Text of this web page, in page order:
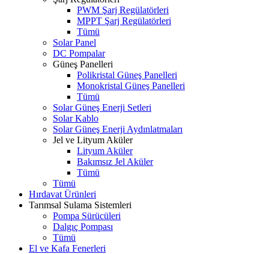
PWM Şarj Regülatörleri
MPPT Şarj Regülatörleri
Tümü
Solar Panel
DC Pompalar
Güneş Panelleri
Polikristal Güneş Panelleri
Monokristal Güneş Panelleri
Tümü
Solar Güneş Enerji Setleri
Solar Kablo
Solar Güneş Enerji Aydınlatmaları
Jel ve Lityum Aküler
Lityum Aküler
Bakımsız Jel Aküler
Tümü
Tümü
Hırdavat Ürünleri
Tarımsal Sulama Sistemleri
Pompa Sürücüleri
Dalgıç Pompası
Tümü
El ve Kafa Fenerleri